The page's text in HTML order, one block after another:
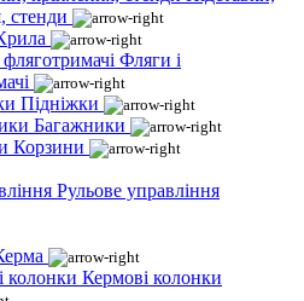
стенди
Фляги і
Підніжки
Багажники
Корзини
Рульове управління
Кермові колонки